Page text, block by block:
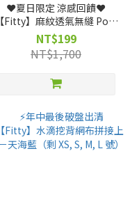
❤️夏日限定 涼感回饋❤️
【Fitty】麻紋透氣無縫 Polo
衫（剩 XS, S, M, L 號）
NT$199
NT$1,700